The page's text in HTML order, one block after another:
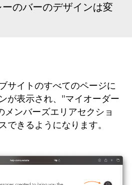
のバーのデザインは変
サイトのすべてのページに
が表示され、"マイオーダー
ンバーズエリアセクショ
できるようになります。